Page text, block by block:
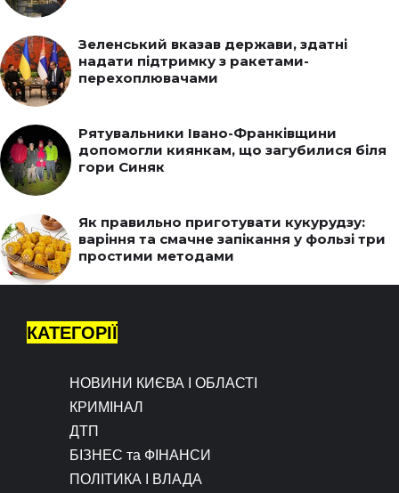
Зеленський вказав держави, здатні
надати підтримку з ракетами-
перехоплювачами
Рятувальники Івано-Франківщини
допомогли киянкам, що загубилися біля
гори Синяк
Як правильно приготувати кукурудзу:
варіння та смачне запікання у фользі три
простими методами
КАТЕГОРІЇ
НОВИНИ КИЄВА І ОБЛАСТІ
КРИМІНАЛ
ДТП
БІЗНЕС та ФІНАНСИ
ПОЛІТИКА І ВЛАДА